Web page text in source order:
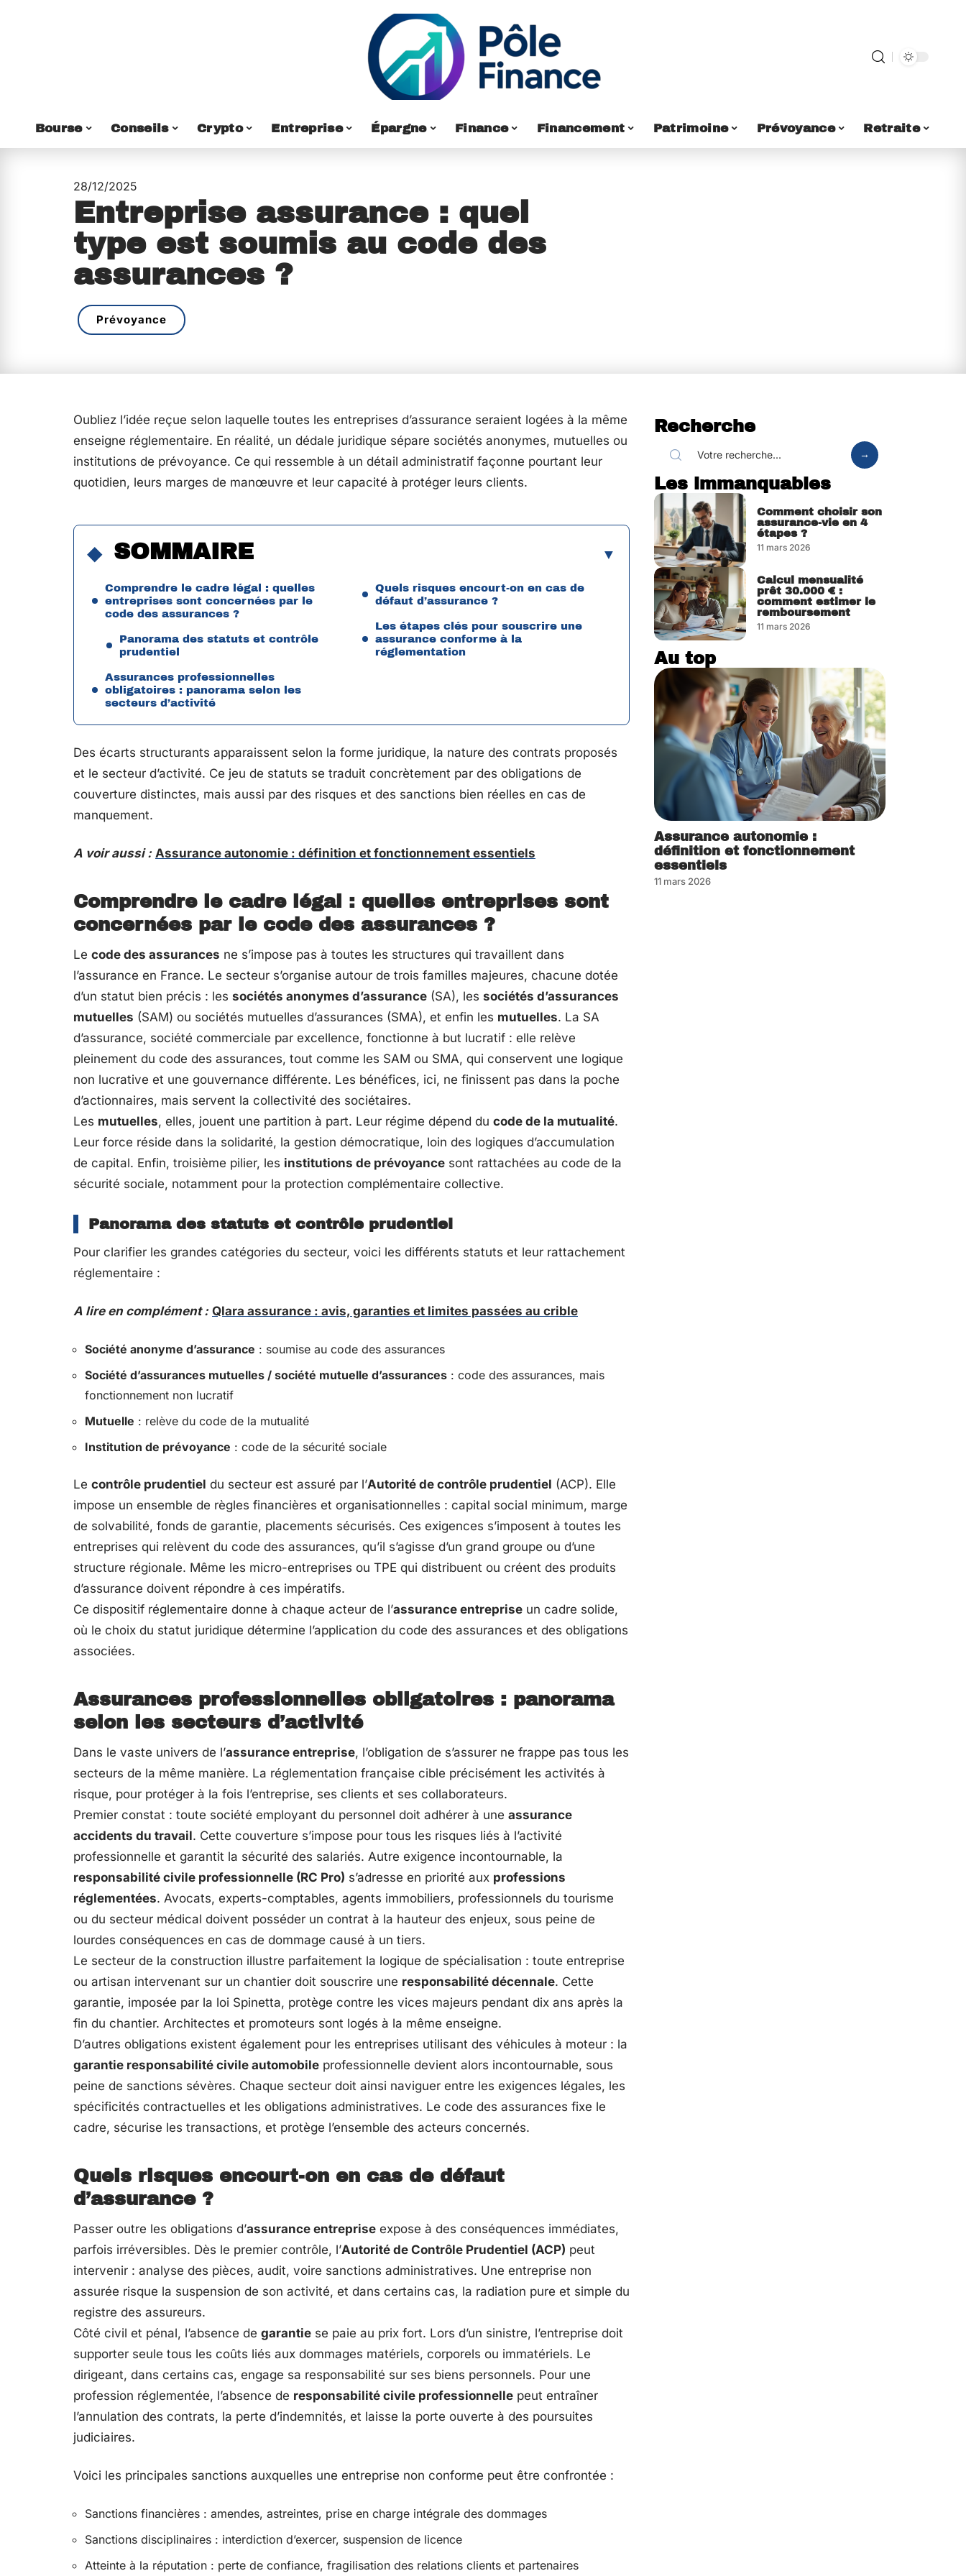
Bourse Conseils Crypto Entreprise Épargne Finance Financement Patrimoine Prévoyance Retraite
28/12/2025
Entreprise assurance : quel
type est soumis au code des
assurances ?
Prévoyance
Oubliez l’idée reçue selon laquelle toutes les entreprises d’assurance seraient logées à la même
enseigne réglementaire. En réalité, un dédale juridique sépare sociétés anonymes, mutuelles ou
institutions de prévoyance. Ce qui ressemble à un détail administratif façonne pourtant leur
quotidien, leurs marges de manœuvre et leur capacité à protéger leurs clients.
SOMMAIRE
Comprendre le cadre légal : quelles
entreprises sont concernées par le
code des assurances ?
Panorama des statuts et contrôle
prudentiel
Assurances professionnelles
obligatoires : panorama selon les
secteurs d’activité
Quels risques encourt-on en cas de
défaut d’assurance ?
Les étapes clés pour souscrire une
assurance conforme à la
réglementation
Des écarts structurants apparaissent selon la forme juridique, la nature des contrats proposés
et le secteur d’activité. Ce jeu de statuts se traduit concrètement par des obligations de
couverture distinctes, mais aussi par des risques et des sanctions bien réelles en cas de
manquement.
A voir aussi : Assurance autonomie : définition et fonctionnement essentiels
Comprendre le cadre légal : quelles entreprises sont
concernées par le code des assurances ?
Le code des assurances ne s’impose pas à toutes les structures qui travaillent dans
l’assurance en France. Le secteur s’organise autour de trois familles majeures, chacune dotée
d’un statut bien précis : les sociétés anonymes d’assurance (SA), les sociétés d’assurances
mutuelles (SAM) ou sociétés mutuelles d’assurances (SMA), et enfin les mutuelles. La SA
d’assurance, société commerciale par excellence, fonctionne à but lucratif : elle relève
pleinement du code des assurances, tout comme les SAM ou SMA, qui conservent une logique
non lucrative et une gouvernance différente. Les bénéfices, ici, ne finissent pas dans la poche
d’actionnaires, mais servent la collectivité des sociétaires.
Les mutuelles, elles, jouent une partition à part. Leur régime dépend du code de la mutualité.
Leur force réside dans la solidarité, la gestion démocratique, loin des logiques d’accumulation
de capital. Enfin, troisième pilier, les institutions de prévoyance sont rattachées au code de la
sécurité sociale, notamment pour la protection complémentaire collective.
Panorama des statuts et contrôle prudentiel
Pour clarifier les grandes catégories du secteur, voici les différents statuts et leur rattachement
réglementaire :
A lire en complément : Qlara assurance : avis, garanties et limites passées au crible
Société anonyme d’assurance : soumise au code des assurances
Société d’assurances mutuelles / société mutuelle d’assurances : code des assurances, mais
fonctionnement non lucratif
Mutuelle : relève du code de la mutualité
Institution de prévoyance : code de la sécurité sociale
Le contrôle prudentiel du secteur est assuré par l’Autorité de contrôle prudentiel (ACP). Elle
impose un ensemble de règles financières et organisationnelles : capital social minimum, marge
de solvabilité, fonds de garantie, placements sécurisés. Ces exigences s’imposent à toutes les
entreprises qui relèvent du code des assurances, qu’il s’agisse d’un grand groupe ou d’une
structure régionale. Même les micro-entreprises ou TPE qui distribuent ou créent des produits
d’assurance doivent répondre à ces impératifs.
Ce dispositif réglementaire donne à chaque acteur de l’assurance entreprise un cadre solide,
où le choix du statut juridique détermine l’application du code des assurances et des obligations
associées.
Assurances professionnelles obligatoires : panorama
selon les secteurs d’activité
Dans le vaste univers de l’assurance entreprise, l’obligation de s’assurer ne frappe pas tous les
secteurs de la même manière. La réglementation française cible précisément les activités à
risque, pour protéger à la fois l’entreprise, ses clients et ses collaborateurs.
Premier constat : toute société employant du personnel doit adhérer à une assurance
accidents du travail. Cette couverture s’impose pour tous les risques liés à l’activité
professionnelle et garantit la sécurité des salariés. Autre exigence incontournable, la
responsabilité civile professionnelle (RC Pro) s’adresse en priorité aux professions
réglementées. Avocats, experts-comptables, agents immobiliers, professionnels du tourisme
ou du secteur médical doivent posséder un contrat à la hauteur des enjeux, sous peine de
lourdes conséquences en cas de dommage causé à un tiers.
Le secteur de la construction illustre parfaitement la logique de spécialisation : toute entreprise
ou artisan intervenant sur un chantier doit souscrire une responsabilité décennale. Cette
garantie, imposée par la loi Spinetta, protège contre les vices majeurs pendant dix ans après la
fin du chantier. Architectes et promoteurs sont logés à la même enseigne.
D’autres obligations existent également pour les entreprises utilisant des véhicules à moteur : la
garantie responsabilité civile automobile professionnelle devient alors incontournable, sous
peine de sanctions sévères. Chaque secteur doit ainsi naviguer entre les exigences légales, les
spécificités contractuelles et les obligations administratives. Le code des assurances fixe le
cadre, sécurise les transactions, et protège l’ensemble des acteurs concernés.
Quels risques encourt-on en cas de défaut
d’assurance ?
Passer outre les obligations d’assurance entreprise expose à des conséquences immédiates,
parfois irréversibles. Dès le premier contrôle, l’Autorité de Contrôle Prudentiel (ACP) peut
intervenir : analyse des pièces, audit, voire sanctions administratives. Une entreprise non
assurée risque la suspension de son activité, et dans certains cas, la radiation pure et simple du
registre des assureurs.
Côté civil et pénal, l’absence de garantie se paie au prix fort. Lors d’un sinistre, l’entreprise doit
supporter seule tous les coûts liés aux dommages matériels, corporels ou immatériels. Le
dirigeant, dans certains cas, engage sa responsabilité sur ses biens personnels. Pour une
profession réglementée, l’absence de responsabilité civile professionnelle peut entraîner
l’annulation des contrats, la perte d’indemnités, et laisse la porte ouverte à des poursuites
judiciaires.
Voici les principales sanctions auxquelles une entreprise non conforme peut être confrontée :
Sanctions financières : amendes, astreintes, prise en charge intégrale des dommages
Sanctions disciplinaires : interdiction d’exercer, suspension de licence
Atteinte à la réputation : perte de confiance, fragilisation des relations clients et partenaires
Recherche
Les immanquables
Comment choisir son
assurance-vie en 4
étapes ?
11 mars 2026
Calcul mensualité
prêt 30.000 € :
comment estimer le
remboursement
11 mars 2026
Au top
Assurance autonomie :
définition et fonctionnement
essentiels
11 mars 2026